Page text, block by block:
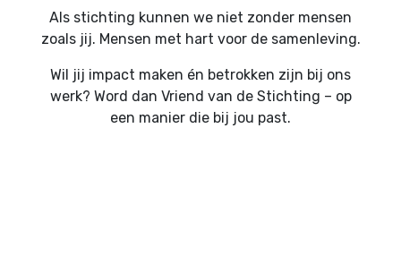
Als stichting kunnen we niet zonder mensen
zoals jij. Mensen met hart voor de samenleving.
Wil jij impact maken én betrokken zijn bij ons
werk? Word dan Vriend van de Stichting – op
een manier die bij jou past.